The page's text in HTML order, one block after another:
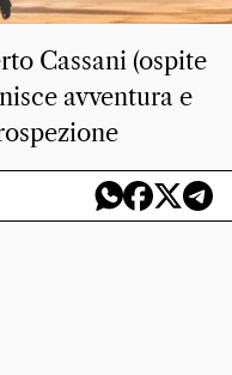
Cassani (ospite
avventura e